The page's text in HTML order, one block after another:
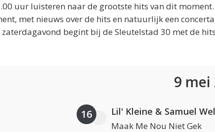
uur luisteren naar de grootste hits van dit
met nieuws over de hits en natuurlijk een
begint bij de Sleutelstad 30 met de
9 mei
16 Lil' Kleine & Samuel
Maak Me Nou Niet Gek